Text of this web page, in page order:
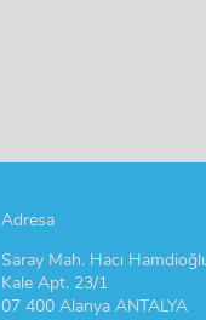
Adresa
Saray Mah. Hacı
Kale Apt. 23/1
07 400 Alanya ANTALYA